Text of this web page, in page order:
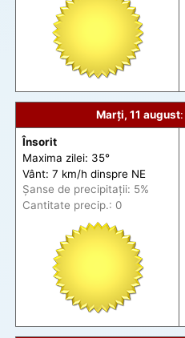
Marți, 11 august:
Însorit
Maxima zilei: 35°
Vânt: 7 km/h dinspre NE
Șanse de precipitații: 5%
Cantitate precip.: 0